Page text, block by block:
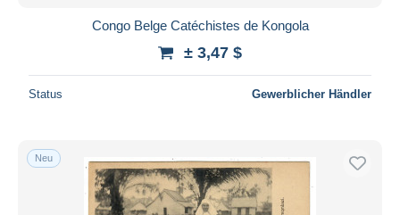
Congo Belge Catéchistes de Kongola
± 3,47 $
Status Gewerblicher Händler
Neu